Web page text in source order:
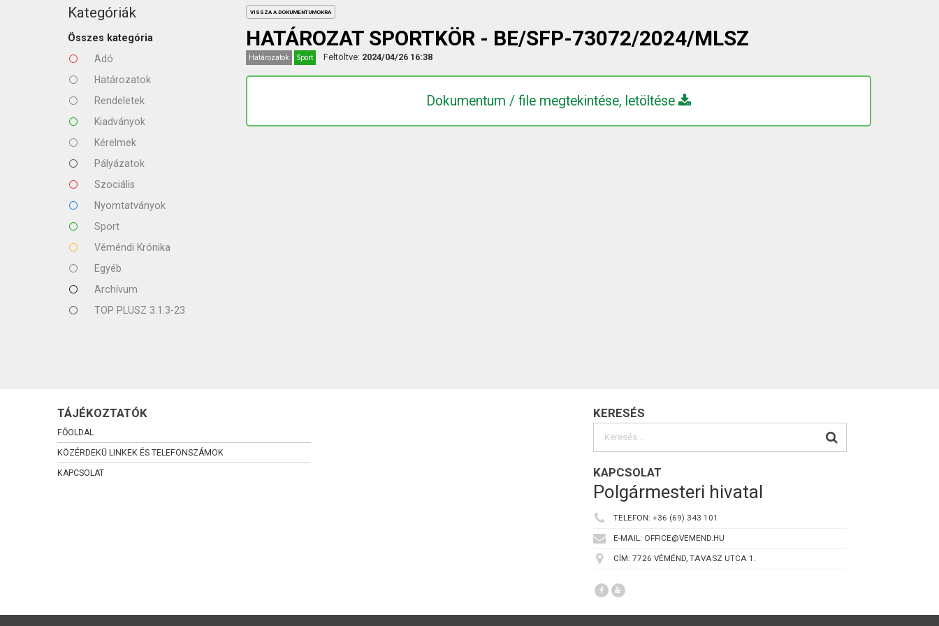
Kategóriák
Összes kategória
Adó
Határozatok
Rendeletek
Kiadványok
Kérelmek
Pályázatok
Szociális
Nyomtatványok
Sport
Véméndi Krónika
Egyéb
Archívum
TOP PLUSZ 3.1.3-23
VISSZA A DOKUMENTUMOKRA
HATÁROZAT SPORTKÖR - BE/SFP-73072/2024/MLSZ
Határozatok Sport Feltöltve: 2024/04/26 16:38
Dokumentum / file megtekintése, letöltése
TÁJÉKOZTATÓK
FŐOLDAL
KÖZÉRDEKŰ LINKEK ÉS TELEFONSZÁMOK
KAPCSOLAT
KERESÉS
KAPCSOLAT
Polgármesteri hivatal
TELEFON: +36 (69) 343 101
E-MAIL: OFFICE@VEMEND.HU
CÍM: 7726 VÉMÉND, TAVASZ UTCA 1.